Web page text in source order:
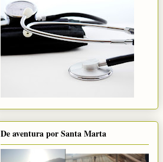
De aventura por Santa Marta